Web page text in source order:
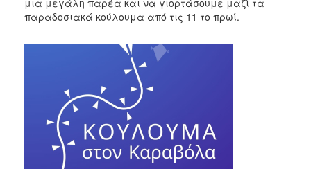
2018
2013
2012
2011
2010
παραδοσιακά κούλουμα από τις 11 το πρωί.